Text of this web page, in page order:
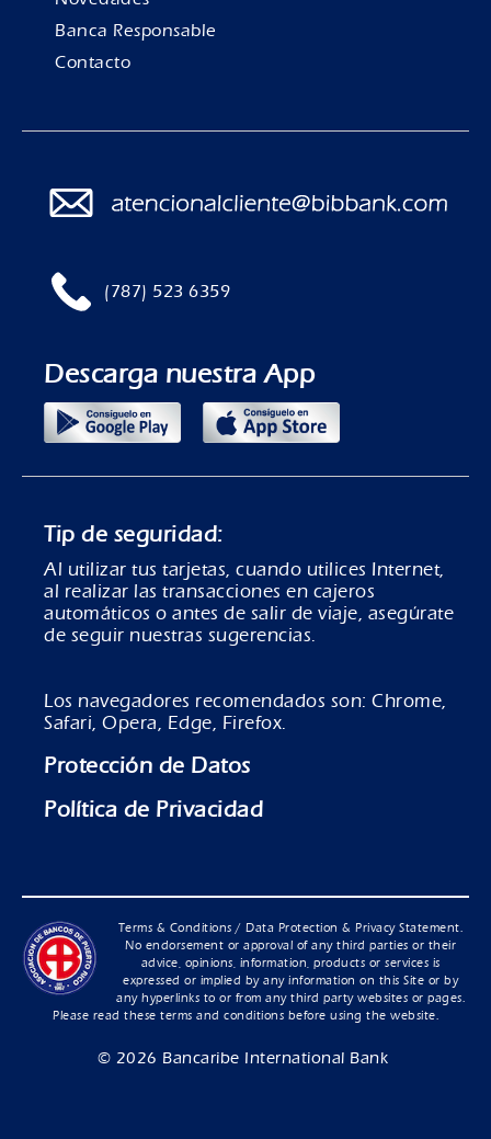
Banca Responsable
Contacto
(787) 523 6359
Descarga nuestra App
Tip de seguridad:
Al utilizar tus tarjetas, cuando utilices Internet,
al realizar las transacciones en cajeros
automáticos o antes de salir de viaje, asegúrate
de seguir nuestras sugerencias.
Los navegadores recomendados son: Chrome,
Safari, Opera, Edge, Firefox.
Protección de Datos
Política de Privacidad
Terms & Conditions / Data Protection & Privacy Statement.
No endorsement or approval of any third parties or their
advice, opinions, information, products or services is
expressed or implied by any information on this Site or by
any hyperlinks to or from any third party websites or pages.
Please read these terms and conditions before using the website.
© 2026 Bancaribe International Bank